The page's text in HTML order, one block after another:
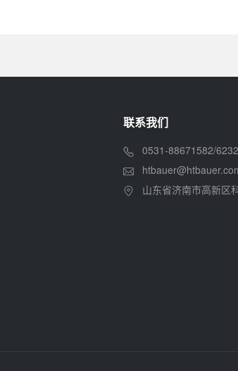
联系我们
0531-88671582/
山东省济南市高新区